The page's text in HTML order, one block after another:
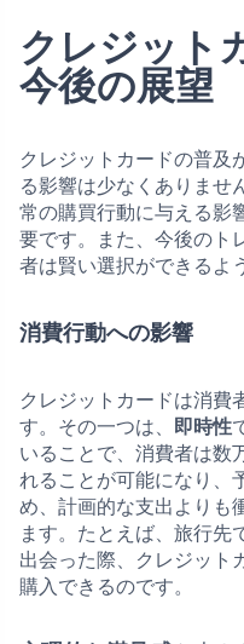
クレジット
今後の展望
クレジットカードの普及
る影響は少なくありませ
常の購買行動に与える影
要です。また、今後のト
者は賢い選択ができるよ
消費行動への影響
クレジットカードは消費
す。その一つは、 即時性
いることで、消費者は数
れることが可能になり、
め、計画的な支出よりも
ます。たとえば、旅行先
出会った際、クレジット
購入できるのです。